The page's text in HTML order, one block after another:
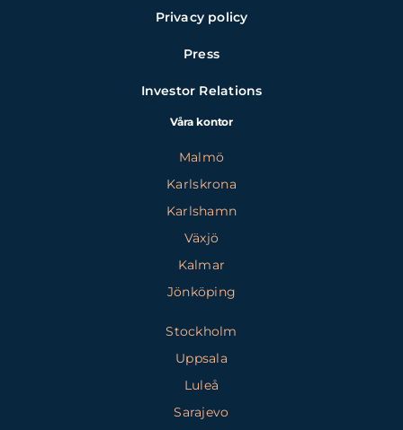
Privacy policy
Press
Investor Relations
Våra kontor
Malmö
Karlskrona
Karlshamn
Växjö
Kalmar
Jönköping
Stockholm
Uppsala
Luleå
Sarajevo